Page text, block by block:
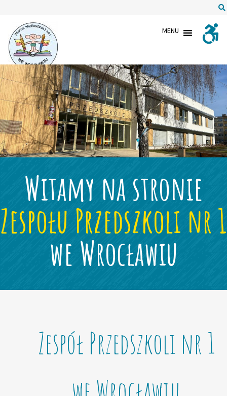
Przedszkoli
nr1
we
Wrocławiu
MENU
Witamy na stronie
Zespołu Przedszkoli nr 1
we Wrocławiu
Zespół Przedszkoli nr 1